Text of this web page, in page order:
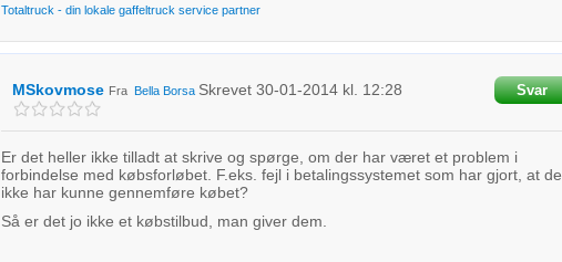
Totaltruck - din lokale gaffeltruck service partner
MSkovmose Fra Bella Borsa Skrevet 30-01-2014kl. 12:28 Svar
Er det heller ikke tilladt at skrive og spørge, om der har været et problem i
forbindelse med købsforløbet. F.eks. fejl i betalingssystemet som har gjort, at de
ikke har kunne gennemføre købet?
Så er det jo ikke et købstilbud, man giver dem.